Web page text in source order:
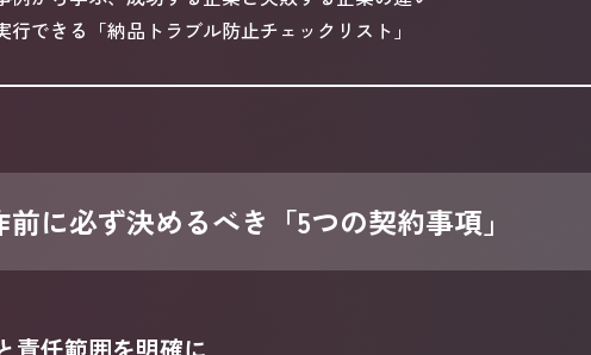
行できる「納品トラブル防止チェックリスト」
前に必ず決めるべき「5つの契約事項」